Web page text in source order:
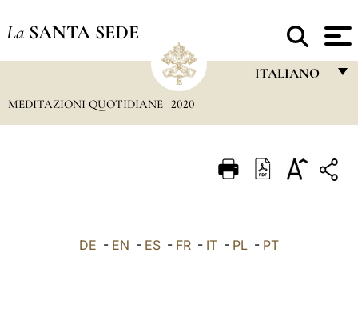
La SANTA SEDE
ITALIANO
ITALIANO
MEDITAZIONI QUOTIDIANE 2020
DE - EN - ES - FR - IT - PL - PT